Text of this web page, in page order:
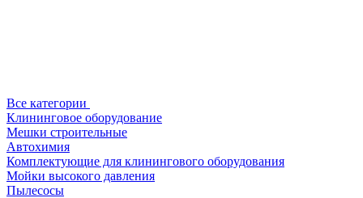
Все категории
Клининговое оборудование
Мешки строительные
Автохимия
Комплектующие для клинингового оборудования
Мойки высокого давления
Пылесосы